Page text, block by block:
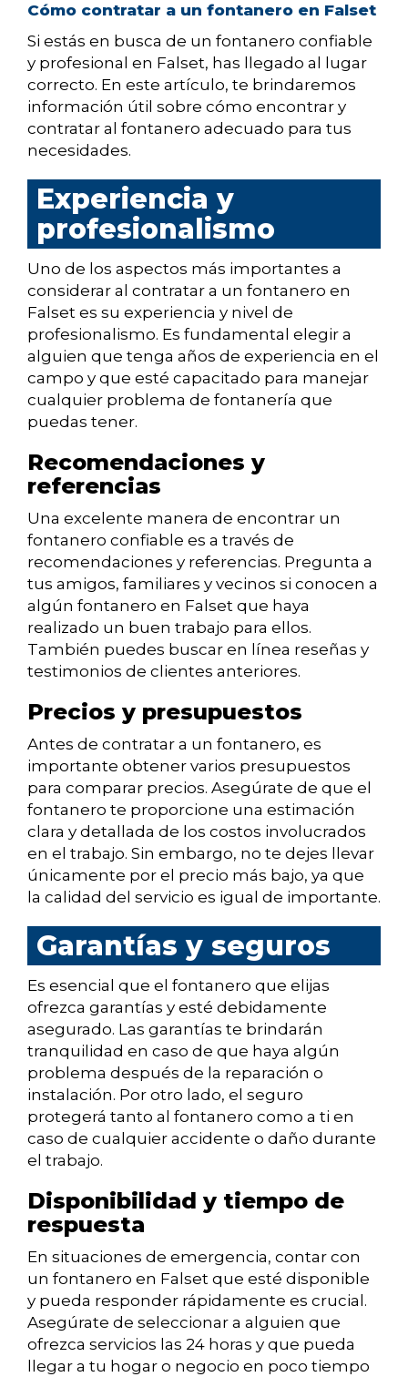
Cómo contratar a un fontanero en Falset
Si estás en busca de un fontanero confiable
y profesional en Falset, has llegado al lugar
correcto. En este artículo, te brindaremos
información útil sobre cómo encontrar y
contratar al fontanero adecuado para tus
necesidades.
Experiencia y
profesionalismo
Uno de los aspectos más importantes a
considerar al contratar a un fontanero en
Falset es su experiencia y nivel de
profesionalismo. Es fundamental elegir a
alguien que tenga años de experiencia en el
campo y que esté capacitado para manejar
cualquier problema de fontanería que
puedas tener.
Recomendaciones y
referencias
Una excelente manera de encontrar un
fontanero confiable es a través de
recomendaciones y referencias. Pregunta a
tus amigos, familiares y vecinos si conocen a
algún fontanero en Falset que haya
realizado un buen trabajo para ellos.
También puedes buscar en línea reseñas y
testimonios de clientes anteriores.
Precios y presupuestos
Antes de contratar a un fontanero, es
importante obtener varios presupuestos
para comparar precios. Asegúrate de que el
fontanero te proporcione una estimación
clara y detallada de los costos involucrados
en el trabajo. Sin embargo, no te dejes llevar
únicamente por el precio más bajo, ya que
la calidad del servicio es igual de importante.
Garantías y seguros
Es esencial que el fontanero que elijas
ofrezca garantías y esté debidamente
asegurado. Las garantías te brindarán
tranquilidad en caso de que haya algún
problema después de la reparación o
instalación. Por otro lado, el seguro
protegerá tanto al fontanero como a ti en
caso de cualquier accidente o daño durante
el trabajo.
Disponibilidad y tiempo de
respuesta
En situaciones de emergencia, contar con
un fontanero en Falset que esté disponible
y pueda responder rápidamente es crucial.
Asegúrate de seleccionar a alguien que
ofrezca servicios las 24 horas y que pueda
llegar a tu hogar o negocio en poco tiempo